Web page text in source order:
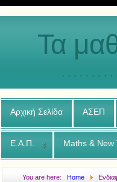
Τα
. . . . . . . . .
Αρχική Σελίδα ΑΣΕΠ
Ε.Α.Π. Maths & New
You are here:Home